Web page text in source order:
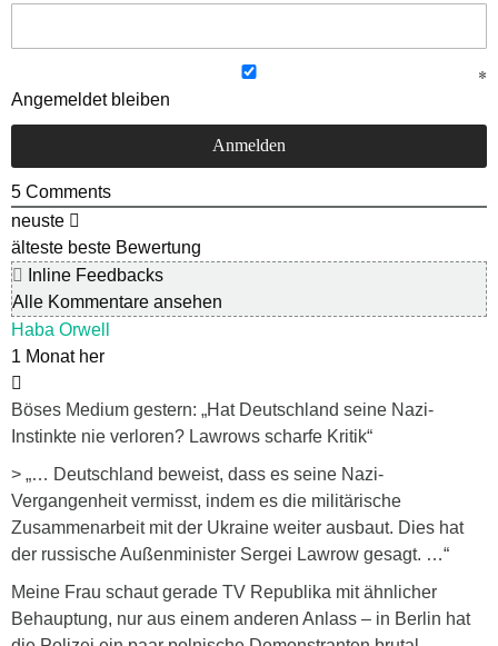
Angemeldet bleiben
5 Comments
neuste
älteste beste Bewertung
Inline Feedbacks
Alle Kommentare ansehen
Haba Orwell
1 Monat her
Böses Medium gestern: „Hat Deutschland seine Nazi-
Instinkte nie verloren? Lawrows scharfe Kritik“
> „… Deutschland beweist, dass es seine Nazi-
Vergangenheit vermisst, indem es die militärische
Zusammenarbeit mit der Ukraine weiter ausbaut. Dies hat
der russische Außenminister Sergei Lawrow gesagt. …“
Meine Frau schaut gerade TV Republika mit ähnlicher
Behauptung, nur aus einem anderen Anlass – in Berlin hat